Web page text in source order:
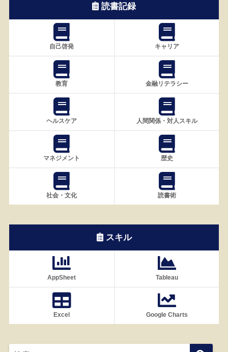
読書記録
自己啓発 キャリア
教育 金融リテラシー
ヘルスケア 人間関係・対人スキル
マネジメント 歴史
社会・文化 読書術
スキル
AppSheet Tableau
Excel Google Charts